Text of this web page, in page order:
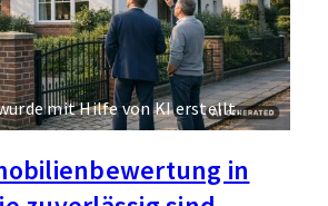
mit Hilfe von KI erstellt.
in